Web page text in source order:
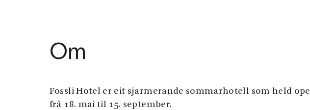
Om
Fossli Hotel er eit sjarmerande sommarhotell som held ope
frå 18. mai til 15. september.